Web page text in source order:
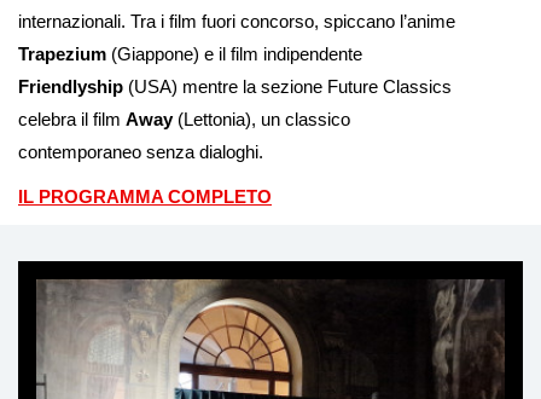
internazionali. Tra i film fuori concorso, spiccano l’anime
Trapezium (Giappone) e il film indipendente
Friendlyship (USA) mentre la sezione Future Classics
celebra il film Away (Lettonia), un classico
contemporaneo senza dialoghi.
IL PROGRAMMA COMPLETO
Ti
può
interessare